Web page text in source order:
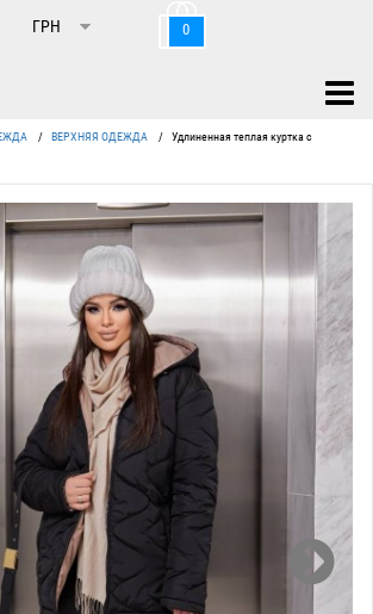
0
/ ВЕРХНЯЯ ОДЕЖДА /
Удлиненная теплая куртка с